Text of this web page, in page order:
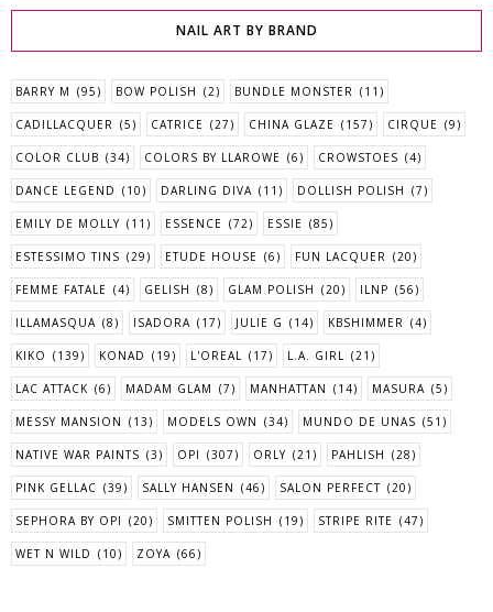
NAIL ART BY BRAND
BARRY M (95) BOW POLISH (2) BUNDLE MONSTER (11)
CADILLACQUER (5) CATRICE (27) CHINA GLAZE (157) CIRQUE (9)
COLOR CLUB (34) COLORS BY LLAROWE (6) CROWSTOES (4)
DANCE LEGEND (10) DARLING DIVA (11) DOLLISH POLISH (7)
EMILY DE MOLLY (11) ESSENCE (72) ESSIE (85)
ESTESSIMO TINS (29) ETUDE HOUSE (6) FUN LACQUER (20)
FEMME FATALE (4) GELISH (8) GLAM POLISH (20) ILNP (56)
ILLAMASQUA (8) ISADORA (17) JULIE G (14) KBSHIMMER (4)
KIKO (139) KONAD (19) L'OREAL (17) L.A. GIRL (21)
LAC ATTACK (6) MADAM GLAM (7) MANHATTAN (14) MASURA (5)
MESSY MANSION (13) MODELS OWN (34) MUNDO DE UNAS (51)
NATIVE WAR PAINTS (3) OPI (307) ORLY (21) PAHLISH (28)
PINK GELLAC (39) SALLY HANSEN (46) SALON PERFECT (20)
SEPHORA BY OPI (20) SMITTEN POLISH (19) STRIPE RITE (47)
WET N WILD (10) ZOYA (66)